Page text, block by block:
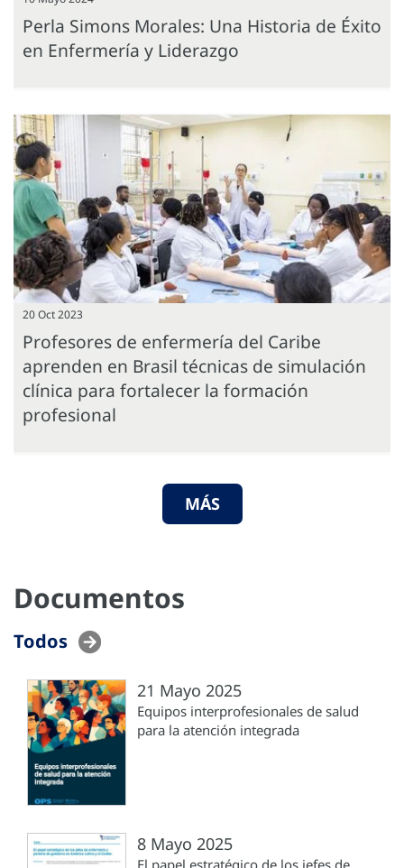
Perla Simons Morales: Una Historia de Éxito
en Enfermería y Liderazgo
20 Oct 2023
Profesores de enfermería del Caribe
aprenden en Brasil técnicas de simulación
clínica para fortalecer la formación
profesional
MÁS
Documentos
Todos
21 Mayo 2025
Equipos interprofesionales de salud
para la atención integrada
8 Mayo 2025
El papel estratégico de los jefes de